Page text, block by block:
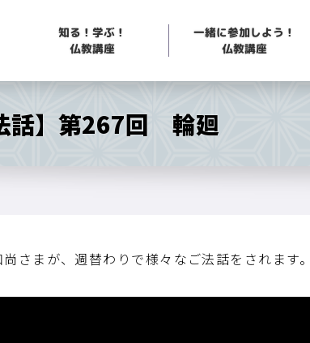
知る！学ぶ！
仏教講座
一緒に参加しよう！
仏教講座
話】第267回 輪廻
さまが、週替わりで様々なご法話をされます